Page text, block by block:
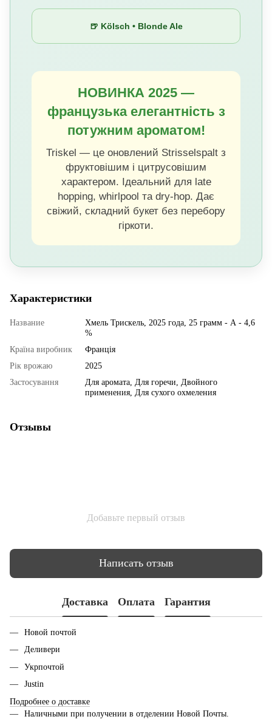
🍺 Kölsch • Blonde Ale
НОВИНКА 2025 —
французька елегантність з
потужним ароматом!
Triskel — це оновлений Strisselspalt з
фруктовішим і цитрусовішим
характером. Ідеальний для late
hopping, whirlpool та dry-hop. Дає
свіжий, складний букет без перебору
гіркоти.
Характеристики
Название
Хмель Трискель, 2025 года, 25 грамм - А - 4,6
%
Країна виробник
Франція
Рік врожаю
2025
Застосування
Для аромата, Для горечи, Двойного
применения, Для сухого охмеления
Отзывы
Добавьте первый отзыв
Написать отзыв
Доставка Оплата Гарантия
Новой почтой
Деливери
Укрпочтой
Justin
Подробнее о доставке
Наличными при получении в отделении Новой Почты.